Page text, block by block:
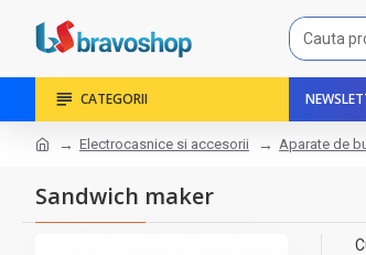
CATEGORII
Electrocasnice si accesorii Aparate de
Sandwich maker